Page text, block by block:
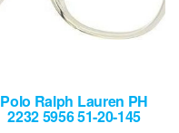
Polo Ralph Lauren PH
2232 5956 51-20-145